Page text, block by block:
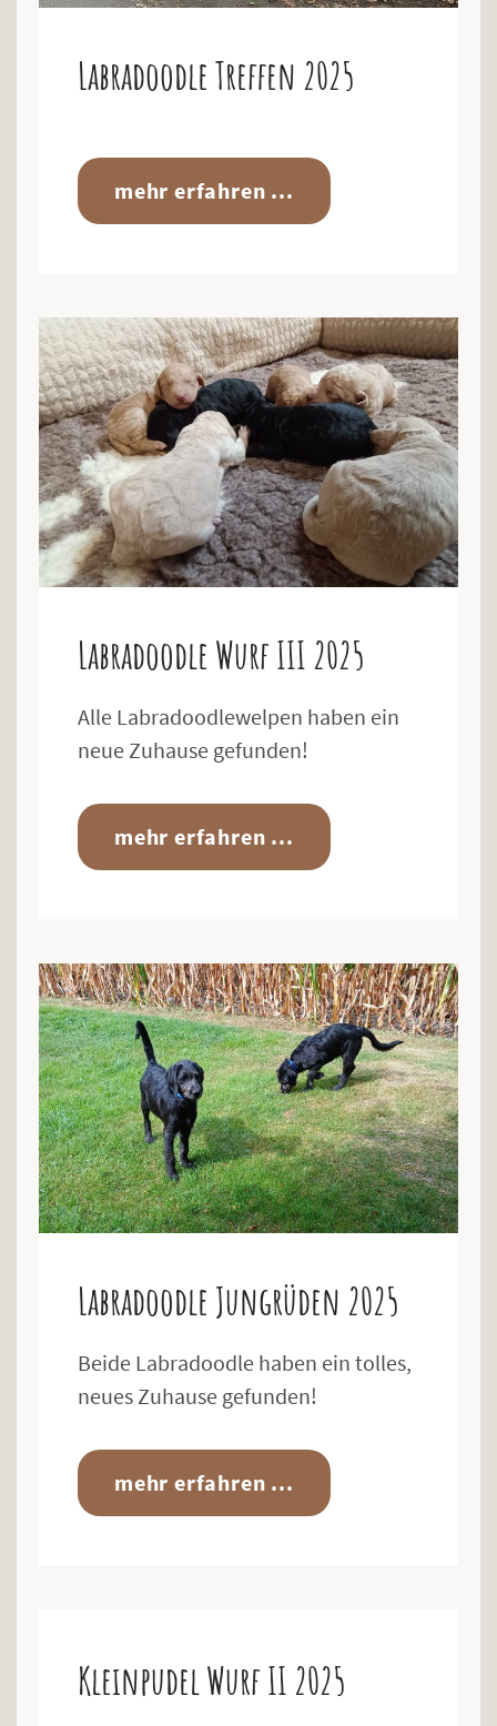
Labradoodle Treffen 2025
mehr erfahren ...
Labradoodle Wurf III 2025
Alle Labradoodlewelpen haben ein
neue Zuhause gefunden!
mehr erfahren ...
Labradoodle Jungrüden 2025
Beide Labradoodle haben ein tolles,
neues Zuhause gefunden!
mehr erfahren ...
Kleinpudel Wurf II 2025